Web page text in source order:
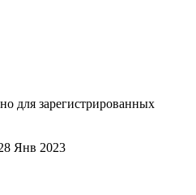
для зарегистрированных
Янв 2023